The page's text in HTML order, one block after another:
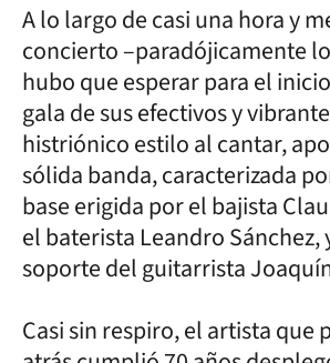
A lo largo de casi una hora y
concierto –paradójicamente
hubo que esperar para el
gala de sus efectivos y
histriónico estilo al cantar,
sólida banda, caracterizada
base erigida por el bajista
el baterista Leandro Sánchez,
soporte del guitarrista
Casi sin respiro, el artista que